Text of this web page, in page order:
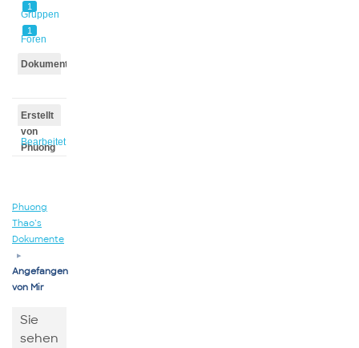
1
Gruppen
1
Foren
Dokumente
Erstellt
von
Phuong
Bearbeitet
Phuong
Thao’s
Dokumente
▸
Angefangen
von Mir
Sie
sehen